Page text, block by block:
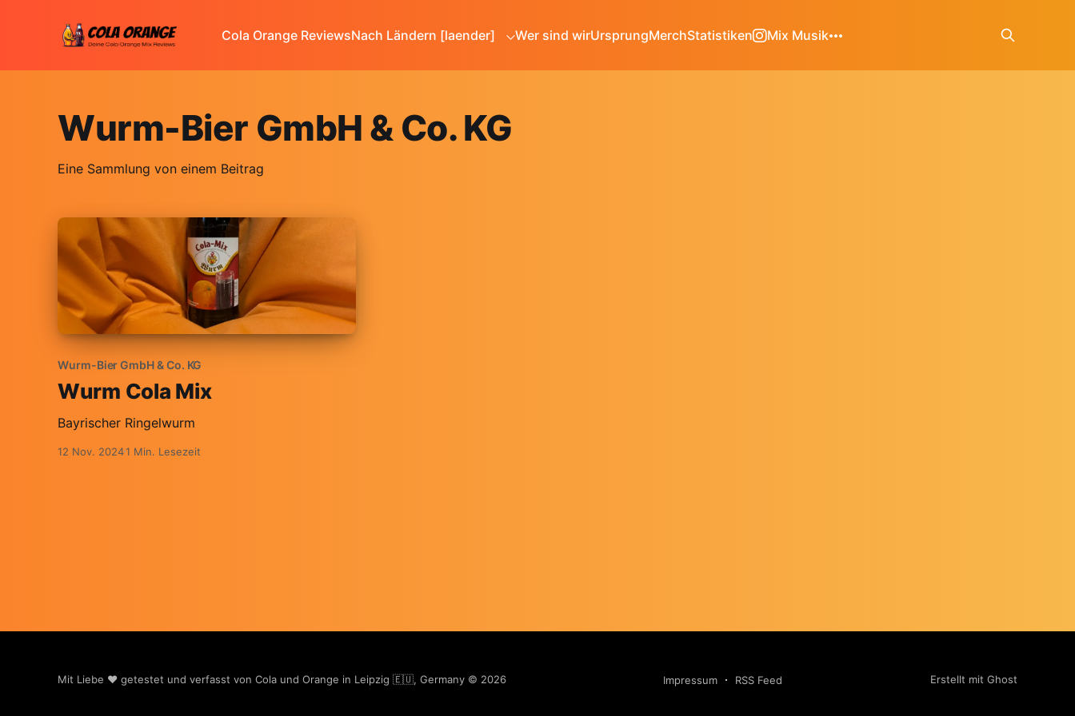
Cola Orange ReviewsNach Ländern [laender] Wer sind wirUrsprungMerchStatistiken Mix Musik
Wurm-Bier GmbH & Co. KG
Eine Sammlung von einem Beitrag
Wurm-Bier GmbH & Co. KG
Wurm Cola Mix
Bayrischer Ringelwurm
12 Nov. 20241 Min. Lesezeit
Mit Liebe ❤️ getestet und verfasst von Cola und Orange in Leipzig 🇪🇺, Germany © 2026 Impressum RSS Feed Erstellt mit Ghost